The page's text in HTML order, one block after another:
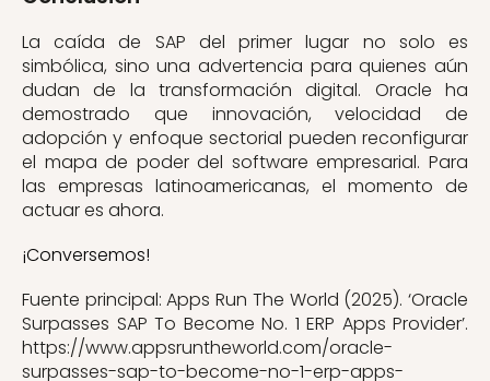
La caída de SAP del primer lugar no solo es
simbólica, sino una advertencia para quienes aún
dudan de la transformación digital. Oracle ha
demostrado que innovación, velocidad de
adopción y enfoque sectorial pueden reconfigurar
el mapa de poder del software empresarial. Para
las empresas latinoamericanas, el momento de
actuar es ahora.
¡Conversemos!
Fuente principal: Apps Run The World (2025). ‘Oracle
Surpasses SAP To Become No. 1 ERP Apps Provider’.
https://www.appsruntheworld.com/oracle-
surpasses-sap-to-become-no-1-erp-apps-